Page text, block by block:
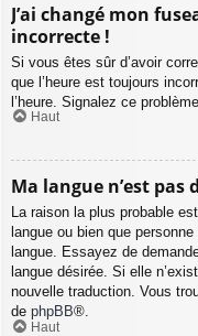
J’ai changé mon
incorrecte !
Si vous êtes sûr d’avoir
que l’heure est toujours
l’heure. Signalez ce
Haut
Ma langue n’est pas
La raison la plus probable
langue ou bien que
langue. Essayez de
langue désirée. Si elle
nouvelle traduction. Vous
de phpBB®.
Haut